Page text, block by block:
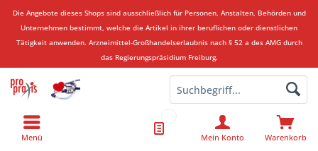
Die Angebote dieses Shops sind ausschließlich für Personen, Anstalten, Behörden und
Unternehmen bestimmt, welche die Artikel in ihrer beruflichen oder dienstlichen
Tätigkeit anwenden. Arzneimittel-Großhandelserlaubnis nach § 52 a des AMG durch
das Regierungspräsidium Freiburg.
Warenkorb
Mein Konto
Menü